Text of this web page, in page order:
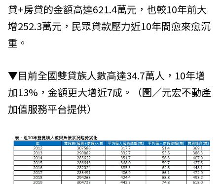
貸+房貸的金額高達621.4萬元，也較10年前大
增252.3萬元，民眾貸款壓力近10年間愈來愈沉
重。
▼目前全國雙貸族人數高達34.7萬人，10年增
加13%，金額更大增近7成。（圖／元宏不動產
加值服務平台提供）